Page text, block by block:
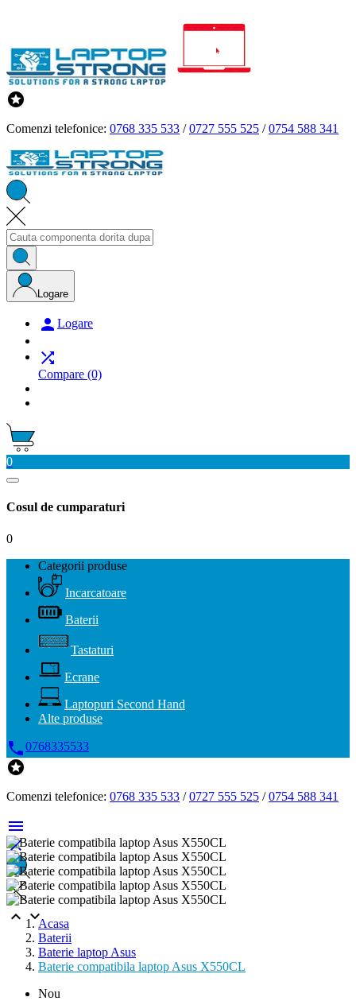

Comenzi telefonice: 0768 335 533 /0727 555 525 /0754 588 341
Logare
 Logare

Compare (0)
0
Cosul de cumparaturi
0
Categorii produse
Incarcatoare
Baterii
Tastaturi
Ecrane
Laptopuri Second Hand
Alte produse
0768335533

Comenzi telefonice: 0768 335 533 /0727 555 525 /0754 588 341


Acasa
Baterii
Baterie laptop Asus
Baterie compatibila laptop Asus X550CL
Nou
 